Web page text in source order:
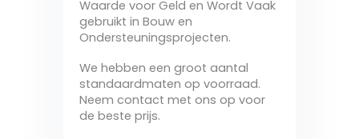
Waarde voor Geld en Wordt Vaak
gebruikt in Bouw en
Ondersteuningsprojecten.
We hebben een groot aantal
standaardmaten op voorraad.
Neem contact met ons op voor
de beste prijs.